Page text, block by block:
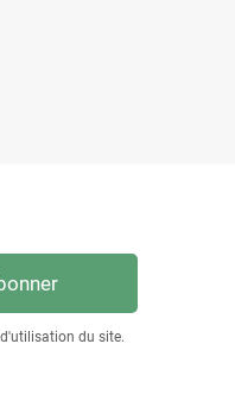
du site.